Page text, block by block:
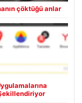
çöktüğü anlar